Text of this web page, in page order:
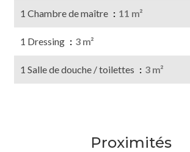
1 Chambre de maître 11 m²
1 Dressing 3 m²
1 Salle de douche / toilettes 3 m²
Proximités